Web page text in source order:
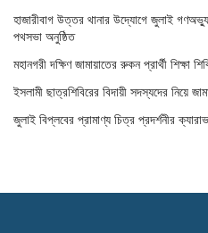
হাজারীবাগ উত্তর থানার উদ্যোগে জুলাই
পথসভা অনুষ্ঠিত
মহানগরী দক্ষিণ জামায়াতের রুকন প্রার্থী শিক্ষা
ইসলামী ছাত্রশিবিরের বিদায়ী সদস্যদের নিয়ে
জুলাই বিপ্লবের প্রামাণ্য চিত্র প্রদর্শনীর